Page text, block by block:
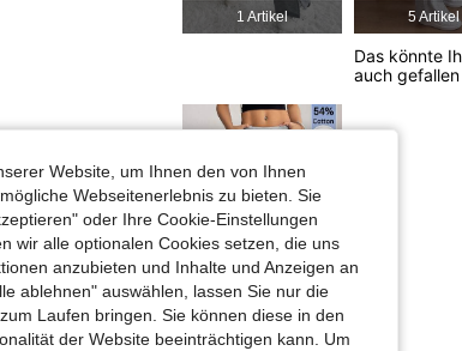
93 cm / 37 in, Körperform: Umgekehrtes Dreieck, Farbe:
4,83
1 Artikel 5 Artikel
Das könnte
auch gefallen
2 Artikel
Vielleicht gefällt dir
Website, um Ihnen den von Ihnen
Webseitenerlebnis zu bieten. Sie
oder Ihre Cookie-Einstellungen
wir alle optionalen Cookies setzen, die uns
anzubieten und Inhalte und Anzeigen an
ablehnen" auswählen, lassen Sie nur die
Laufen bringen. Sie können diese in den
der Website beeinträchtigen kann. Um